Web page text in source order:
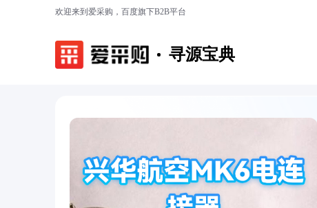
欢迎来到爱采购，百度旗下B2B平台
寻源宝典